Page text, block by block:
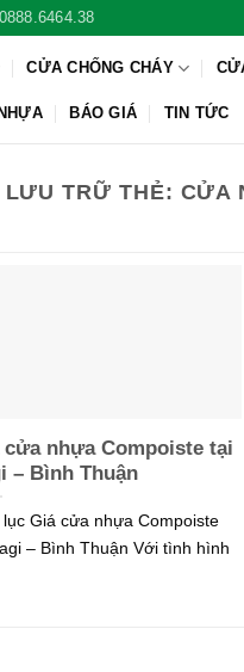
CỬA CHỐNG CHÁY
BÁO GIÁ TIN TỨC
LƯU TRỮ THẺ: CỬA
cửa nhựa Compoiste tại
– Bình Thuận
lục Giá cửa nhựa Compoiste
– Bình Thuận Với tình hình